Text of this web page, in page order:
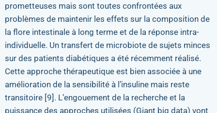
prometteuses mais sont toutes confrontées aux
problèmes de maintenir les effets sur la composition de
la flore intestinale à long terme et de la réponse intra-
individuelle. Un transfert de microbiote de sujets minces
sur des patients diabétiques a été récemment réalisé.
Cette approche thérapeutique est bien associée à une
amélioration de la sensibilité à l’insuline mais reste
transitoire [9]. L’engouement de la recherche et la
puissance des approches utilisées (Giant big data) vont